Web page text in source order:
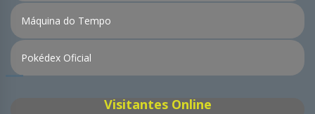
Máquina do Tempo
Pokédex Oficial
Visitantes Online